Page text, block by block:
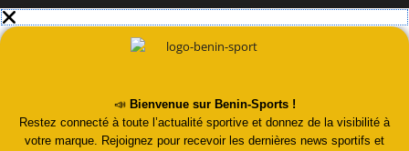
📣 Bienvenue sur Benin-Sports !
Restez connecté à toute l’actualité sportive et donnez de la visibilité à
votre marque. Rejoignez pour recevoir les dernières news sportifs et